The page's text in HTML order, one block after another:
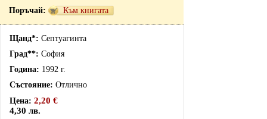
Към книгата
Септуагинта
София
1992 г.
Отлично
2,20 €
4,30 лв.